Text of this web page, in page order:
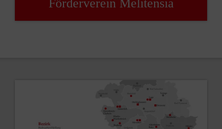
Förderverein Melitensia